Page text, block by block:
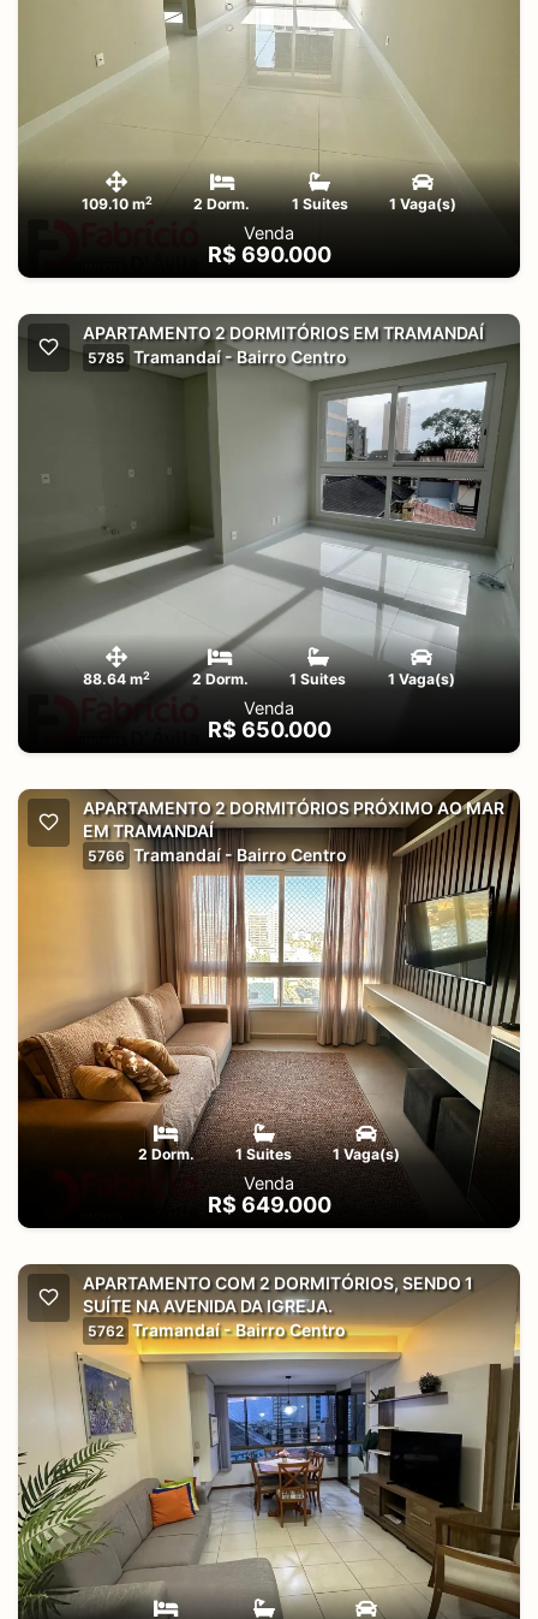
109.10 m2 2 Dorm. 1 Suites 1 Vaga(s)
Venda
R$ 690.000
APARTAMENTO 2 DORMITÓRIOS EM TRAMANDAÍ
5785 Tramandaí - Bairro Centro
88.64 m2 2 Dorm. 1 Suites 1 Vaga(s)
Venda
R$ 650.000
APARTAMENTO 2 DORMITÓRIOS PRÓXIMO AO MAR
EM TRAMANDAÍ
5766 Tramandaí - Bairro Centro
2 Dorm. 1 Suites 1 Vaga(s)
Venda
R$ 649.000
APARTAMENTO COM 2 DORMITÓRIOS, SENDO 1
SUÍTE NA AVENIDA DA IGREJA.
5762 Tramandaí - Bairro Centro